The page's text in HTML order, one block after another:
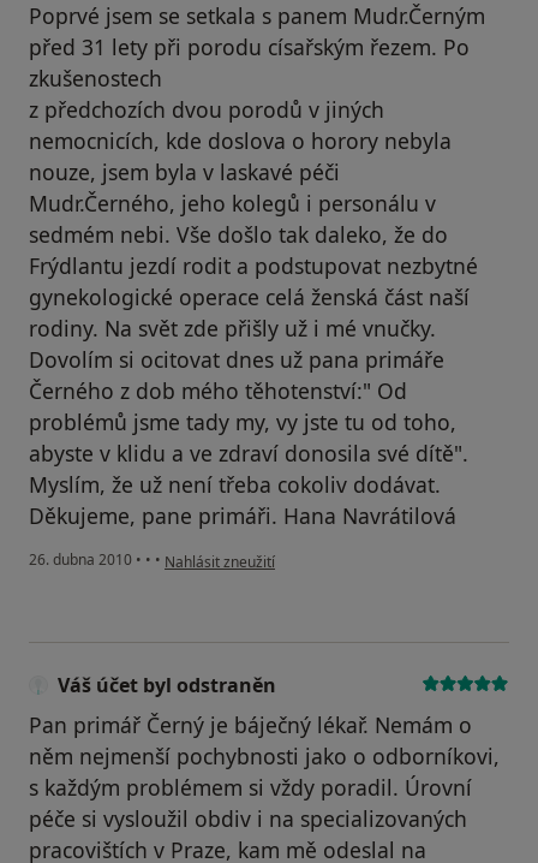
Poprvé jsem se setkala s panem Mudr.Černým
před 31 lety při porodu císařským řezem. Po
zkušenostech
z předchozích dvou porodů v jiných
nemocnicích, kde doslova o horory nebyla
nouze, jsem byla v laskavé péči
Mudr.Černého, jeho kolegů i personálu v
sedmém nebi. Vše došlo tak daleko, že do
Frýdlantu jezdí rodit a podstupovat nezbytné
gynekologické operace celá ženská část naší
rodiny. Na svět zde přišly už i mé vnučky.
Dovolím si ocitovat dnes už pana primáře
Černého z dob mého těhotenství:" Od
problémů jsme tady my, vy jste tu od toho,
abyste v klidu a ve zdraví donosila své dítě".
Myslím, že už není třeba cokoliv dodávat.
Děkujeme, pane primáři. Hana Navrátilová
26. dubna 2010 • • • podle názoru uživatele Váš účet byl odstraněn
Nahlásit zneužití
Váš účet byl odstraněn
Pan primář Černý je báječný lékař. Nemám o
něm nejmenší pochybnosti jako o odborníkovi,
s každým problémem si vždy poradil. Úrovní
péče si vysloužil obdiv i na specializovaných
pracovištích v Praze, kam mě odeslal na